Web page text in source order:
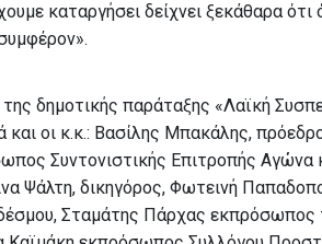
καταργήσει δείχνει ξεκάθαρα ότι
δημοτικής παράταξης «Λαϊκή
οι κ.κ.: Βασίλης Μπακάλης,
Συντονιστικής Επιτροπής Αγώνα
Ψάλτη, δικηγόρος, Φωτεινή
Σταμάτης Πάρχας εκπρόσωπος